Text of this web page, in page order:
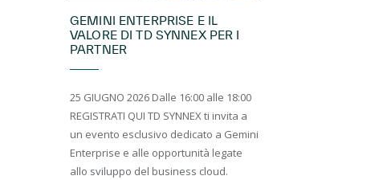
GEMINI ENTERPRISE E IL
VALORE DI TD SYNNEX PER I
PARTNER
25 GIUGNO 2026 Dalle 16:00 alle 18:00
REGISTRATI QUI TD SYNNEX ti invita a
un evento esclusivo dedicato a Gemini
Enterprise e alle opportunità legate
allo sviluppo del business cloud.